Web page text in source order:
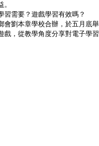
習需要？遊戲學習有效嗎？
會劉本章學校合辦，於五月底舉
戲，從教學角度分享對電子學習